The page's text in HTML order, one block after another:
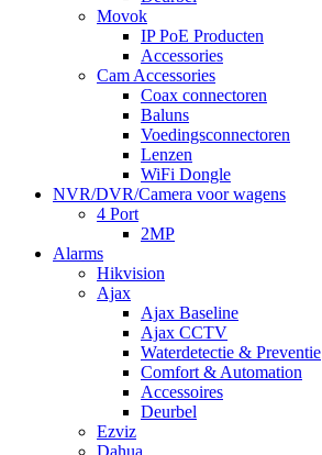
Movok
IP PoE Producten
Accessories
Cam Accessories
Coax connectoren
Baluns
Voedingsconnectoren
Lenzen
WiFi Dongle
NVR/DVR/Camera voor wagens
4 Port
2MP
Alarms
Hikvision
Ajax
Ajax Baseline
Ajax CCTV
Waterdetectie & Preventie
Comfort & Automation
Accessoires
Deurbel
Ezviz
Dahua